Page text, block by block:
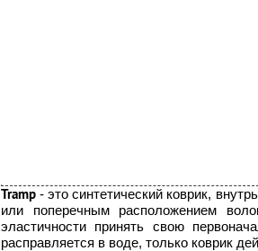
Tramp - это синтетический коврик,
или поперечным расположением
эластичности принять свою
расправляется в воде, только коврик